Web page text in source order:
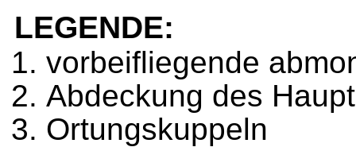
LEGENDE:
vorbeifliegende
Abdeckung des
Ortungskuppeln